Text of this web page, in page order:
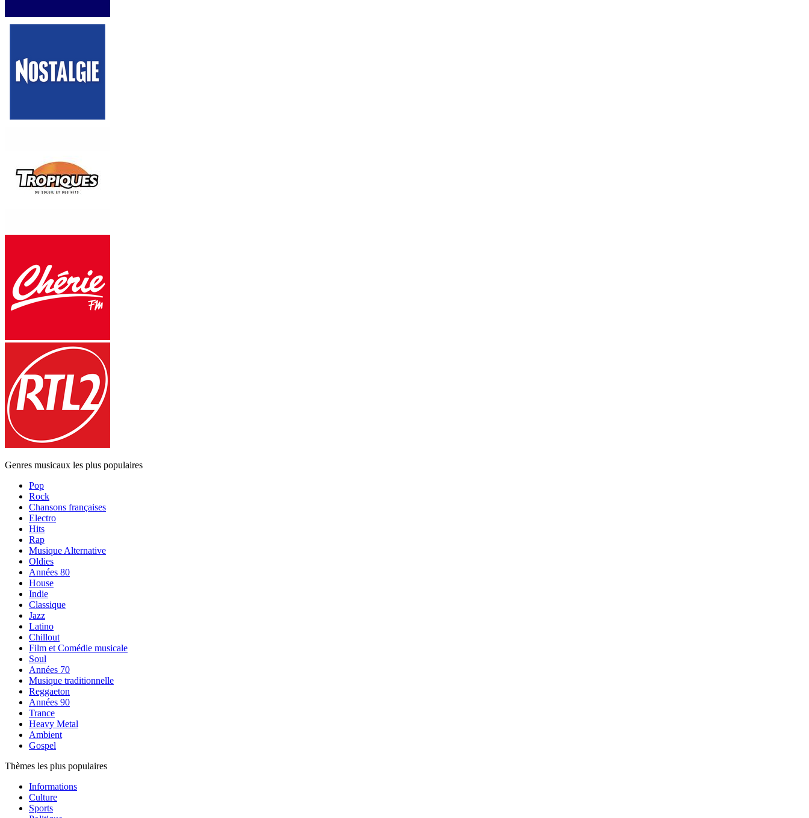
Genres musicaux les plus populaires
Pop
Rock
Chansons françaises
Electro
Hits
Rap
Musique Alternative
Oldies
Années 80
House
Indie
Classique
Jazz
Latino
Chillout
Film et Comédie musicale
Soul
Années 70
Musique traditionnelle
Reggaeton
Années 90
Trance
Heavy Metal
Ambient
Gospel
Thèmes les plus populaires
Informations
Culture
Sports